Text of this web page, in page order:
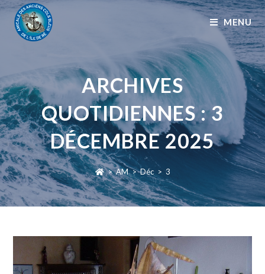
MENU
ARCHIVES
QUOTIDIENNES : 3
DÉCEMBRE 2025
> AM > Déc > 3